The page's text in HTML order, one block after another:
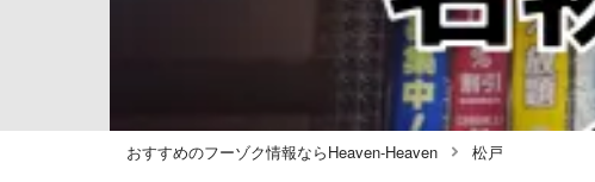
おすすめのフーゾク情報ならHeaven-Heaven 松戸